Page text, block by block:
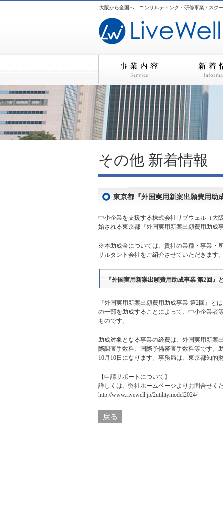
大阪から全国へ コンサルティング・研修事業 / スク
その他 新着情報
東京都『外国実用新案出願費用助
中小企業を支援する株式会社リブウェル（大
始される東京都『外国実用新案出願費用助成
※本助成金については、貴社の業種・事業・
サルタント会社をご紹介させていただきます。
『外国実用新案出願費用助成事業 第2回』
『外国実用新案出願費用助成事業 第2回』
の一部を助成することによって、中小企業者
ものです。
助成対象となる事業の経費は、外国実用新案
際調査手数料、国際予備審査手数料等です。
10月10日になります。事務局は、東京都知的
【申請サポートについて】
詳しくは、 弊社ホームページよりお問合せくだ
http://www.rivewell.jp/2utilitymodel2024/
戻る